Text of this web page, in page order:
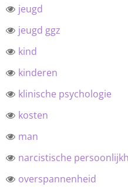
jeugd
jeugd ggz
kind
kinderen
klinische psychologie
kosten
man
narcistische
overspannenheid